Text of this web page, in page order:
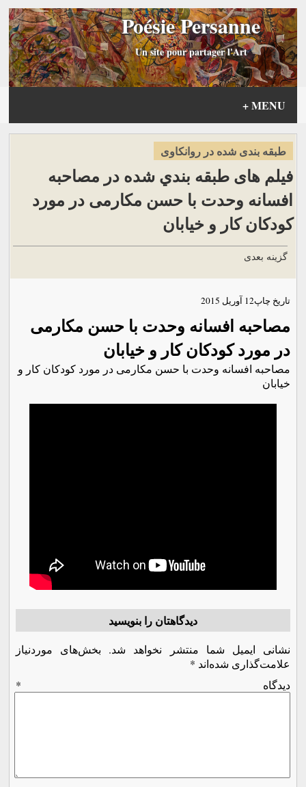
Poésie Persanne
Un site pour partager l'Art
MENU
+
طبقه بندی شده در روانكاوی
فیلم های طبقه بندي شده در مصاحبه
افسانه وحدت با حسن مکارمی در مورد
کودکان کار و خیابان
گزینه بعدی
تاریخ چاپ12 آوریل 2015
مصاحبه افسانه وحدت با حسن مکارمی
در مورد کودکان کار و خیابان
مصاحبه افسانه وحدت با حسن مکارمی در مورد کودکان کار و
خیابان
دیدگاهتان را بنویسید
نشانی ایمیل شما منتشر نخواهد شد.
بخش‌های موردنیاز
علامت‌گذاری شده‌اند *
دیدگاه *